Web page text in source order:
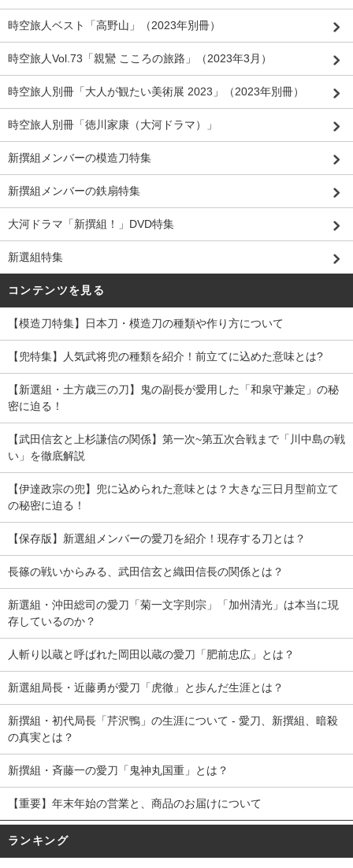
時空旅人ベスト「高野山」（2023年別冊）
時空旅人Vol.73「親鸞 こころの旅路」（2023年3月）
時空旅人別冊「大人が観たい美術展 2023」（2023年別冊）
時空旅人別冊「徳川家康（大河ドラマ）」
新撰組メンバーの模造刀特集
新撰組メンバーの鉄扇特集
大河ドラマ「新撰組！」DVD特集
新選組特集
コンテンツを見る
【模造刀特集】日本刀・模造刀の種類や作り方について
【兜特集】人気武将兜の種類を紹介！前立てに込めた意味とは?
【新選組・土方歳三の刀】鬼の副長が愛用した「和泉守兼定」の秘
密に迫る！
【武田信玄と上杉謙信の関係】第一次~第五次合戦まで「川中島の戦
い」を徹底解説
【伊達政宗の兜】兜に込められた意味とは？大きな三日月型前立て
の秘密に迫る！
【保存版】新選組メンバーの愛刀を紹介！現存する刀とは？
長篠の戦いからみる、武田信玄と織田信長の関係とは？
新選組・沖田総司の愛刀「菊一文字則宗」「加州清光」は本当に現
存しているのか？
人斬り以蔵と呼ばれた岡田以蔵の愛刀「肥前忠広」とは？
新選組局長・近藤勇が愛刀「虎徹」と歩んだ生涯とは？
新撰組・初代局長「芹沢鴨」の生涯について - 愛刀、新撰組、暗殺
の真実とは？
新撰組・斉藤一の愛刀「鬼神丸国重」とは？
【重要】年末年始の営業と、商品のお届けについて
ランキング